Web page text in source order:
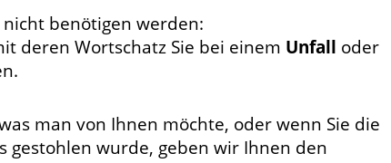
benötigen werden:
deren Wortschatz Sie bei einem Unfall oder
man von Ihnen möchte, oder wenn Sie die
gestohlen wurde, geben wir Ihnen den